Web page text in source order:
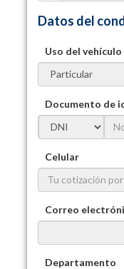
Datos del
Uso del vehículo
Documento de
Celular
Correo
Departamento